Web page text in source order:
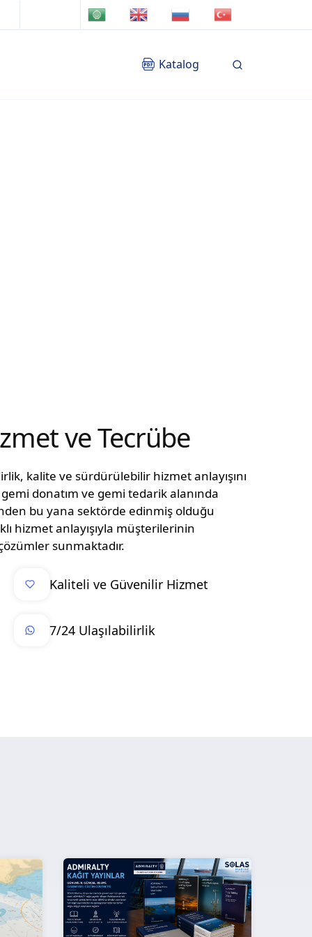
Katalog
ve Tecrübe
kalite ve sürdürülebilir hizmet anlayışını
donatım ve gemi tedarik alanında
bu yana sektörde edinmiş olduğu
hizmet anlayışıyla müşterilerinin
sunmaktadır.
Kaliteli ve Güvenilir Hizmet
7/24 Ulaşılabilirlik